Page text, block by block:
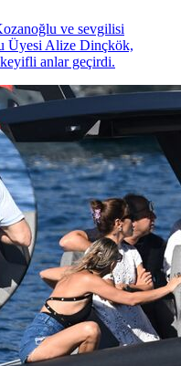
ve sevgilisi
Üyesi Alize Dinçkök,
anlar geçirdi.